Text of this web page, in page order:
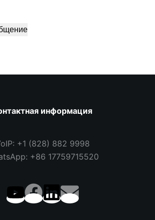
информация
+1 (828) 882 9998
+86 17759715520